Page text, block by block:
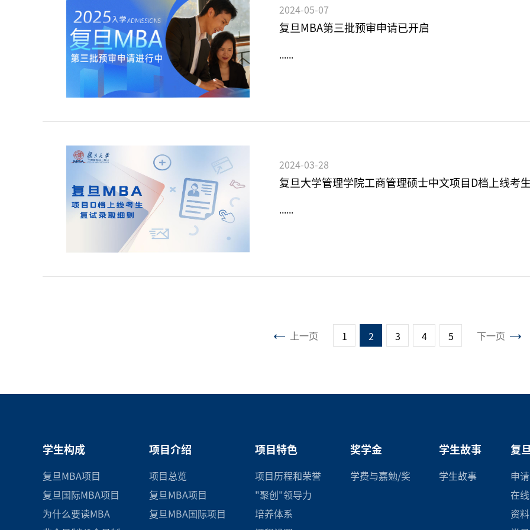
2024-05-07
复旦MBA第三批预审申请已开启
......
2024-03-28
复旦大学管理学院工商管理硕士中文项目D档上线考
......
上一页 1 2 3 4 5 下一页
学生构成
复旦MBA项目
复旦国际MBA项目
为什么要读MBA
项目介绍
项目总览
复旦MBA项目
复旦MBA国际项目
项目特色
项目历程和荣誉
"聚创"领导力
培养体系
奖学金
学费与嘉勉/奖
学生故事
学生故事
复
申
在
资